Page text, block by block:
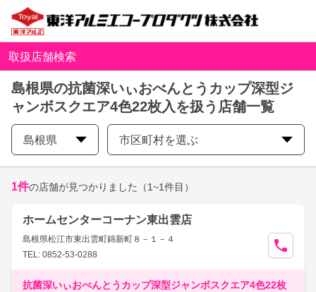
取扱店舗検索
島根県の抗菌深いぃおべんとうカップ深型ジ
ャンボスクエア4色22枚入を扱う店舗一覧
島根県 市区町村を選ぶ
1件の店舗が見つかりました （1~1件目）
ホームセンターコーナン東出雲店
島根県松江市東出雲町錦新町８－１－４
TEL: 0852-53-0288
抗菌深いぃおべんとうカップ深型ジャンボスクエア4色22枚